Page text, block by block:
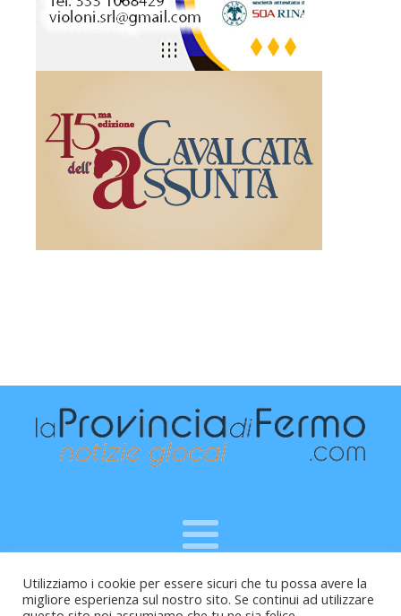
Raffaele Vitali - via Leopardi 10 - 61121 Pesaro (PU) -
Utilizziamo i cookie per essere sicuri che tu possa avere la
migliore esperienza sul nostro sito. Se continui ad utilizzare